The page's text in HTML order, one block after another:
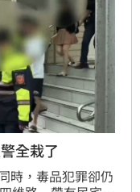
全栽了
時，毒品犯罪卻仍